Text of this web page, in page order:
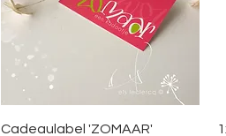
Snel overzicht
Cadeaulabel 'ZOMAAR'